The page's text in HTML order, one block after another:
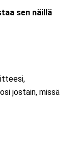
sen näillä
jostain, missä